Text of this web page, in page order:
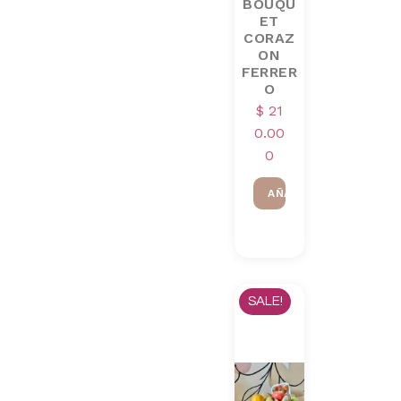
BOUQU
ET
CORAZ
ON
FERRER
O
$ 21
0.00
0
AÑADIR AL CARRITO
SALE!